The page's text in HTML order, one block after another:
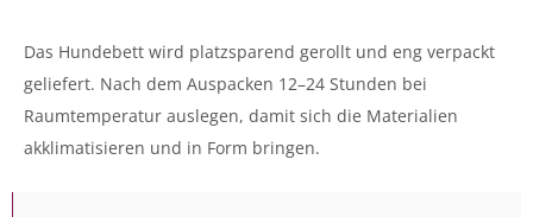
Das Hundebett wird platzsparend gerollt und eng verpackt
geliefert. Nach dem Auspacken 12–24 Stunden bei
Raumtemperatur auslegen, damit sich die Materialien
akklimatisieren und in Form bringen.